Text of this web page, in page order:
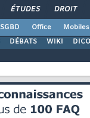
ÉTUDES DROIT
SGBD Office Mobiles
DÉBATS WIKI DICO